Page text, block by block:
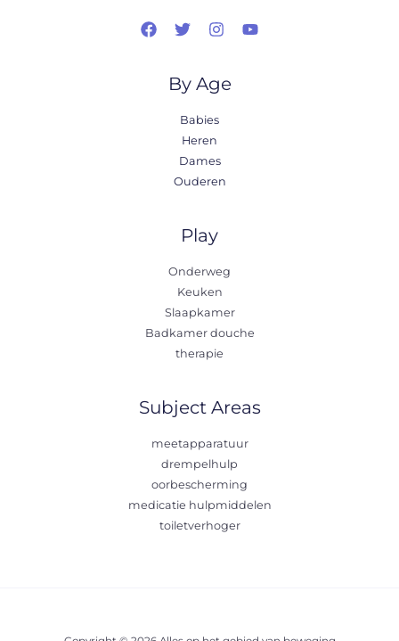
By Age
Babies
Heren
Dames
Ouderen
Play
Onderweg
Keuken
Slaapkamer
Badkamer douche
therapie
Subject Areas
meetapparatuur
drempelhulp
oorbescherming
medicatie hulpmiddelen
toiletverhoger